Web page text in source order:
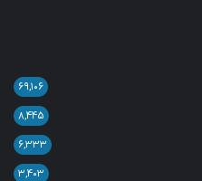
۶۹,۱۰۶
۸,۴۴۵
۶,۳۳۳
۳,۴۰۳